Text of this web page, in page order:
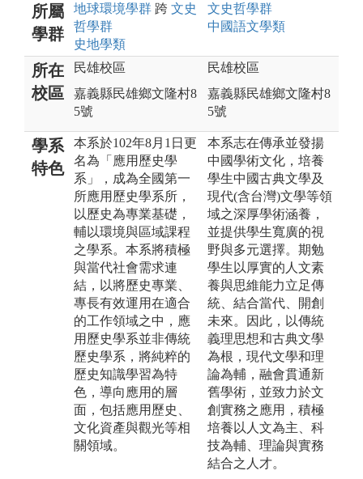
所屬
學群
地球環境學群 跨 文史
哲學群
史地學類
文史哲學群
中國語文學類
所在
校區
民雄校區
嘉義縣民雄鄉文隆村8
5號
民雄校區
嘉義縣民雄鄉文隆村8
5號
學系
特色
本系於102年8月1日更
名為「應用歷史學
系」，成為全國第一
所應用歷史學系所，
以歷史為專業基礎，
輔以環境與區域課程
之學系。本系將積極
與當代社會需求連
結，以將歷史專業、
專長有效運用在適合
的工作領域之中，應
用歷史學系並非傳統
歷史學系，將純粹的
歷史知識學習為特
色，導向應用的層
面，包括應用歷史、
文化資產與觀光等相
關領域。
本系志在傳承並發揚
中國學術文化，培養
學生中國古典文學及
現代(含台灣)文學等領
域之深厚學術涵養，
並提供學生寬廣的視
野與多元選擇。期勉
學生以厚實的人文素
養與思維能力立足傳
統、結合當代、開創
未來。因此，以傳統
義理思想和古典文學
為根，現代文學和理
論為輔，融會貫通新
舊學術，並致力於文
創實務之應用，積極
培養以人文為主、科
技為輔、理論與實務
結合之人才。